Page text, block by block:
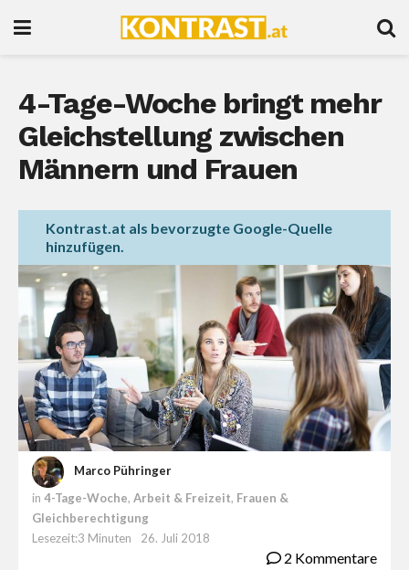
4-Tage-Woche bringt mehr
Gleichstellung zwischen
Männern und Frauen
Kontrast.at als bevorzugte Google-Quelle
hinzufügen.
Marco Pühringer
in 4-Tage-Woche, Arbeit & Freizeit, Frauen &
Gleichberechtigung
Lesezeit:3 Minuten
26. Juli 2018
2 Kommentare